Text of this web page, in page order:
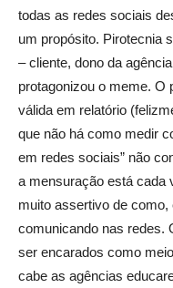
todas as redes sociais
um propósito. Pirotecnia
– cliente, dono da
protagonizou o meme. O
válida em relatório
que não há como medir
em redes sociais” não
a mensuração está cada
muito assertivo de
comunicando nas redes.
ser encarados como
cabe as agências